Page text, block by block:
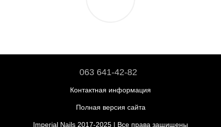
063 641-42-82
Контактная информация
Полная версия сайта
Imperial Nails 2017-2025 | Все права защищены